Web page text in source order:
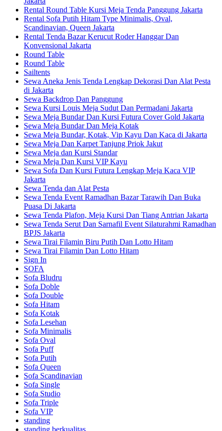
Rental Round Table Kursi Meja Tenda Panggung Jakarta
Rental Sofa Putih Hitam Type Minimalis, Oval,
Scandinavian, Queen Jakarta
Rental Tenda Bazar Kerucut Roder Hanggar Dan
Konvensional Jakarta
Round Table
Round Table
Sailtents
Sewa Aneka Jenis Tenda Lengkap Dekorasi Dan Alat Pesta
di Jakarta
Sewa Backdrop Dan Panggung
Sewa Kursi Louis Meja Sudut Dan Permadani Jakarta
Sewa Meja Bundar Dan Kursi Futura Cover Gold Jakarta
Sewa Meja Bundar Dan Meja Kotak
Sewa Meja Bundar, Kotak, Vip Kayu Dan Kaca di Jakarta
Sewa Meja Dan Karpet Tanjung Priok Jakut
Sewa Meja dan Kursi Standar
Sewa Meja Dan Kursi VIP Kayu
Sewa Sofa Dan Kursi Futura Lengkap Meja Kaca VIP
Jakarta
Sewa Tenda dan Alat Pesta
Sewa Tenda Event Ramadhan Bazar Tarawih Dan Buka
Puasa Di Jakarta
Sewa Tenda Plafon, Meja Kursi Dan Tiang Antrian Jakarta
Sewa Tenda Serut Dan Sarnafil Event Silaturahmi Ramadhan
BPJS Jakarta
Sewa Tirai Filamin Biru Putih Dan Lotto Hitam
Sewa Tirai Filamin Dan Lotto Hitam
Sign In
SOFA
Sofa Bludru
Sofa Doble
Sofa Double
Sofa Hitam
Sofa Kotak
Sofa Lesehan
Sofa Minimalis
Sofa Oval
Sofa Puff
Sofa Putih
Sofa Queen
Sofa Scandinavian
Sofa Single
Sofa Studio
Sofa Triple
Sofa VIP
standing